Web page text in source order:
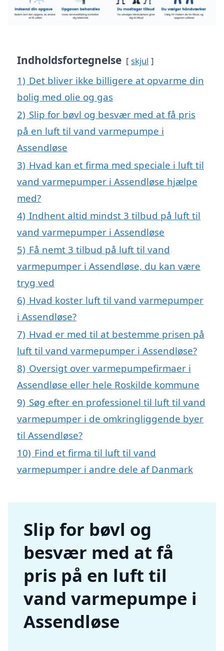
Indholdsfortegnelse skjul
1) Det bliver ikke billigere at opvarme din
bolig med olie og gas
2) Slip for bøvl og besvær med at få pris
på en luft til vand varmepumpe i
Assendløse
3) Hvad kan et firma med speciale i luft til
vand varmepumper i Assendløse hjælpe
med?
4) Indhent altid mindst 3 tilbud på luft til
vand varmepumper i Assendløse
5) Få nemt 3 tilbud på luft til vand
varmepumper i Assendløse, du kan være
tryg ved
6) Hvad koster luft til vand varmepumper
i Assendløse?
7) Hvad er med til at bestemme prisen på
luft til vand varmepumper i Assendløse?
8) Oversigt over varmepumpefirmaer i
Assendløse eller hele Roskilde kommune
9) Søg efter en professionel til luft til vand
varmepumper i de omkringliggende byer
til Assendløse?
10) Find et firma til luft til vand
varmepumper i andre dele af Danmark
Slip for bøvl og
besvær med at få
pris på en luft til
vand varmepumpe i
Assendløse